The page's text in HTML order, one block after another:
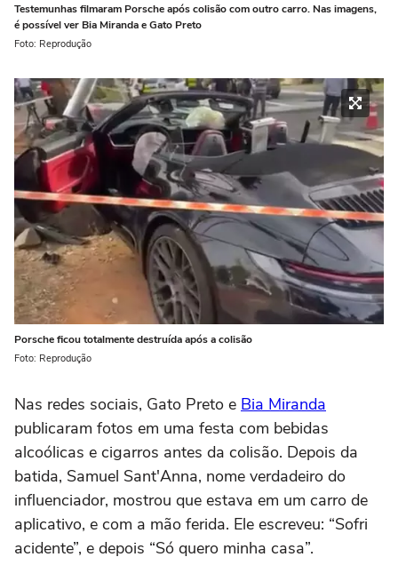
Testemunhas filmaram Porsche após colisão com outro carro. Nas imagens,
é possível ver Bia Miranda e Gato Preto
Foto: Reprodução
Porsche ficou totalmente destruída após a colisão
Foto: Reprodução
Nas redes sociais, Gato Preto e Bia Miranda
publicaram fotos em uma festa com bebidas
alcoólicas e cigarros antes da colisão. Depois da
batida, Samuel Sant'Anna, nome verdadeiro do
influenciador, mostrou que estava em um carro de
aplicativo, e com a mão ferida. Ele escreveu: “Sofri
acidente”, e depois “Só quero minha casa”.